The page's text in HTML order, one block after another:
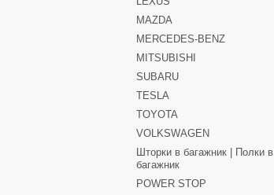
MAZDA
MERCEDES-BENZ
MITSUBISHI
SUBARU
TESLA
TOYOTA
VOLKSWAGEN
Шторки в багажник | Полки в
багажник
POWER STOP